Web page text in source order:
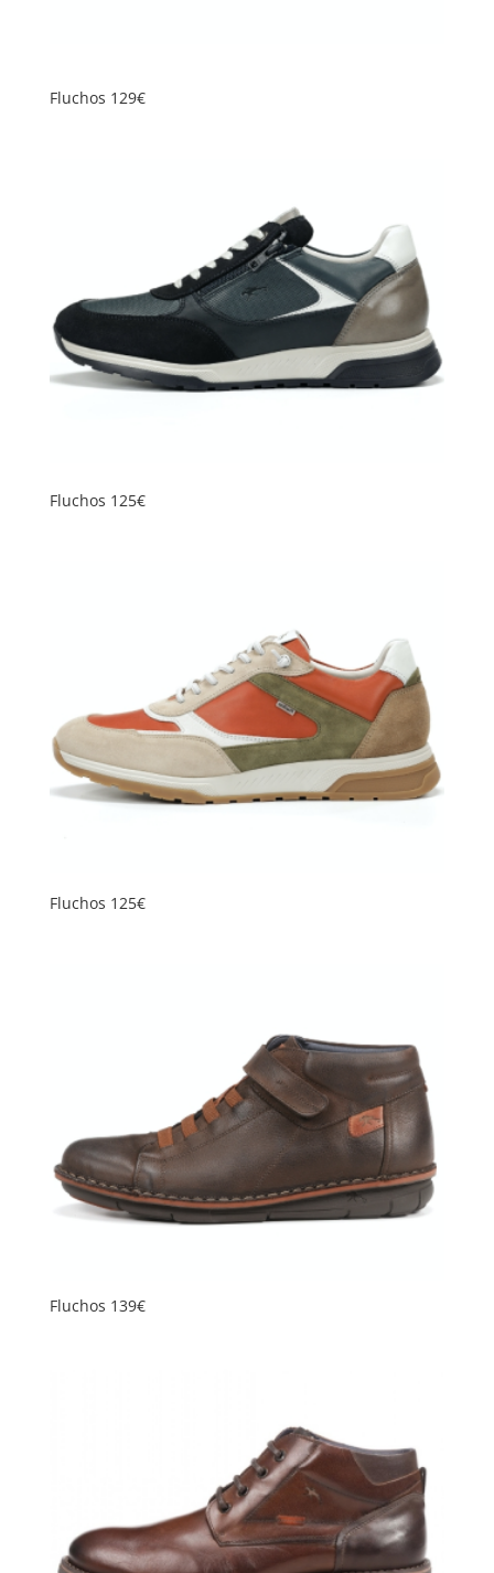
Fluchos 129€
Fluchos 125€
Fluchos 125€
Fluchos 139€